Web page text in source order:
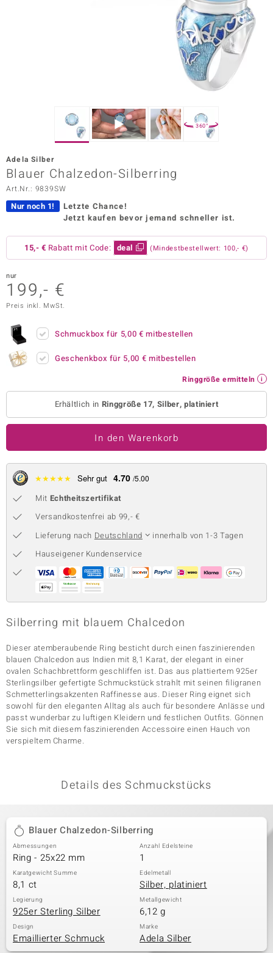
Vogue
Paraíso
Collection
BY DE MELO
Collection
Classics
360°
Adela Silber
Blauer Chalzedon-Silberring
Art.Nr.: 9839SW
Nur noch 1!
Letzte Chance!
Jetzt kaufen bevor jemand schneller ist.
15,- € Rabatt mit Code: deal (Mindestbestellwert: 100,- €)
nur
199,- €
Preis inkl. MwSt.
Schmuckbox für 5,00 € mitbestellen
Geschenkbox für 5,00 € mitbestellen
Ringgröße ermitteln
Erhältlich in Ringgröße 17, Silber, platiniert
In den Warenkorb
★★★★★ Sehr gut 4.70 /5.00
Mit Echtheitszertifikat
Versandkostenfrei ab 99,- €
Lieferung nach Deutschland
innerhalb von 1-3 Tagen
Hauseigener Kundenservice
Silberring mit blauem Chalcedon
Dieser atemberaubende Ring besticht durch einen faszinierenden
blauen Chalcedon aus Indien mit 8,1 Karat, der elegant in einer
ovalen Schachbrettform geschliffen ist. Das aus plattiertem 925er
Sterlingsilber gefertigte Schmuckstück strahlt mit seinen filigranen
Schmetterlingsakzenten Raffinesse aus. Dieser Ring eignet sich
sowohl für den eleganten Alltag als auch für besondere Anlässe und
passt wunderbar zu luftigen Kleidern und festlichen Outfits. Gönnen
Sie sich mit diesem faszinierenden Accessoire einen Hauch von
verspieltem Charme.
Details des Schmuckstücks
Blauer Chalzedon-Silberring
Abmessungen
Ring - 25x22 mm
Anzahl Edelsteine
1
Karatgewicht Summe
8,1 ct
Edelmetall
Silber, platiniert
Legierung
925er Sterling Silber
Metallgewicht
6,12 g
Design
Emaillierter Schmuck
Marke
Adela Silber